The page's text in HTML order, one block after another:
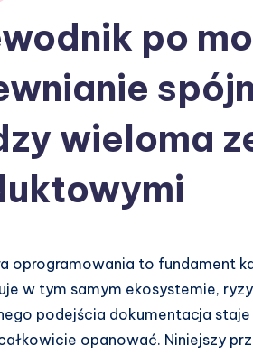
po
wieloma
oprogramowania to fundament
w tym samym ekosystemie,
podejścia dokumentacja
opanować. Niniejszy